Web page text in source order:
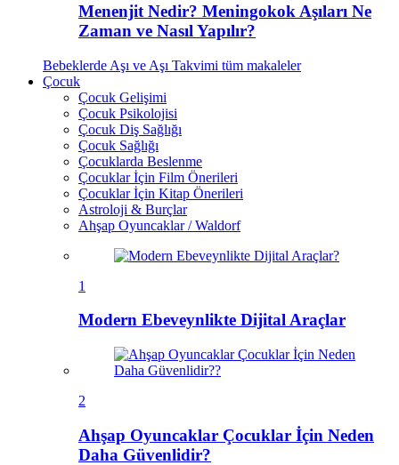
Menenjit Nedir? Meningokok Aşıları Ne
Zaman ve Nasıl Yapılır?
Bebeklerde Aşı ve Aşı Takvimi tüm makaleler
Çocuk
Çocuk Gelişimi
Çocuk Psikolojisi
Çocuk Diş Sağlığı
Çocuk Sağlığı
Çocuklarda Beslenme
Çocuklar İçin Film Önerileri
Çocuklar İçin Kitap Önerileri
Astroloji & Burçlar
Ahşap Oyuncaklar / Waldorf
1
Modern Ebeveynlikte Dijital Araçlar
2
Ahşap Oyuncaklar Çocuklar İçin Neden
Daha Güvenlidir?